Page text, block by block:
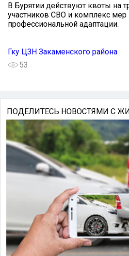
В Бурятии действуют квоты на
участников СВО и комплекс
профессиональной адаптации.
Гку ЦЗН Закаменского района
53
ПОДЕЛИТЕСЬ НОВОСТЯМИ С